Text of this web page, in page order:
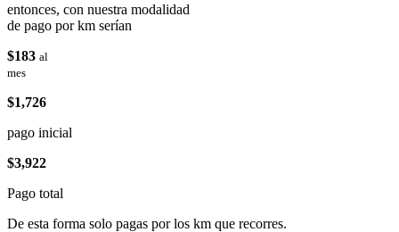
entonces, con nuestra modalidad
de pago por km serían
$183 al
mes
$1,726
pago inicial
$3,922
Pago total
De esta forma solo pagas por los km que recorres.